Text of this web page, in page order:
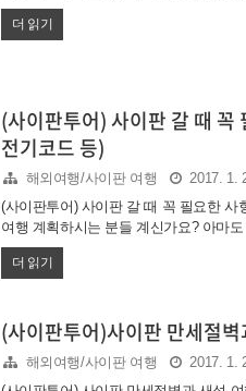
멤버쉽 카드 입니다. 그럼 pp카드 쓰려
라서 말씀드리기가 어렵네요. 매월 실
아몬드 카드 막차 발급 후기 그럼 오늘
지를 이용한 후기를 작성하도록 하겠습
막 날에 체크아웃이 저녘 12시.. 애들은..
더 읽기
(사이판투어) 사이판 갈 때 꼭
전기코드 등)
해외여행/사이판 여행
2017. 1.
(사이판투어) 사이판 갈 때 꼭 필요한 사
여행 계획하시는 분들 계신가요? 아마
될 것 같습니다. 사이판 여행 다녀와서
챙기시면 좋을 것 같아서 이렇게 정리
꼭 있어야겠죠? 아래 사진처럼 생긴 돼
나씩 주기도 합니다. 확인해보세요 PIC
더 읽기
(사이판투어)사이판 만세절벽
해외여행/사이판 여행
2017. 1.